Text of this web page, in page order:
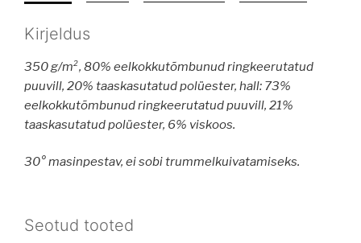
Kirjeldus
350 g/m², 80% eelkokkutõmbunud ringkeerutatud
puuvill, 20% taaskasutatud polüester, hall: 73%
eelkokkutõmbunud ringkeerutatud puuvill, 21%
taaskasutatud polüester, 6% viskoos.
30° masinpestav, ei sobi trummelkuivatamiseks.
Seotud tooted